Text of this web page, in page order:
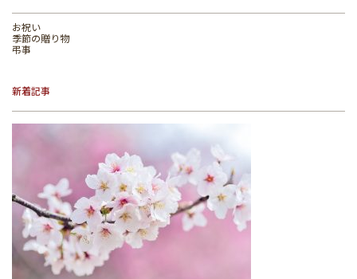
お祝い
季節の贈り物
弔事
新着記事